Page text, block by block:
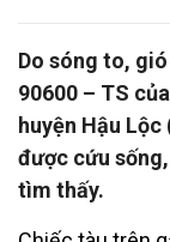
Do sóng to,
90600 – TS
huyện Hậu
được cứu
tìm thấy.